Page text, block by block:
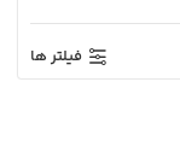
فیلتر ها